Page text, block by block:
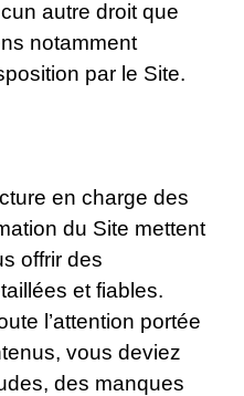
autre droit que
notamment
par le Site.
en charge des
du Site mettent
offrir des
et fiables.
l’attention portée
vous deviez
des manques